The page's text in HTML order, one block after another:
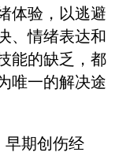
体验，以逃避
、情绪表达和
能的缺乏，都
唯一的解决途
早期创伤经